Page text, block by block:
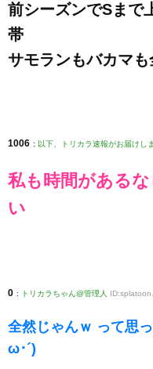
前シーズンでSまで
帯
サモランもバカマ
1006 : 以下、トリカラ速報がお届けし
私も時間がある
い
0 : トリカラちゃん@管理人
全然じゃんｗ って思
ω･´)ゞ